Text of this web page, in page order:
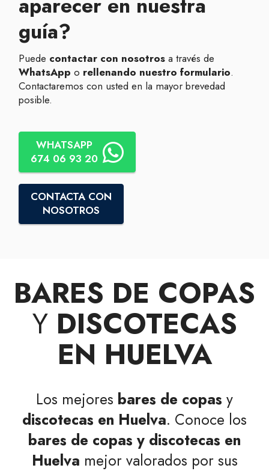
guía?
Puede contactar con nosotros a través de
WhatsApp o rellenando nuestro formulario.
Contactaremos con usted en la mayor brevedad
posible.
WHATSAPP
674 06 93 20
CONTACTA CON
NOSOTROS
BARES DE COPAS
Y DISCOTECAS
EN HUELVA
Los mejores bares de copas y
discotecas en Huelva. Conoce los
bares de copas y discotecas en
Huelva mejor valorados por sus